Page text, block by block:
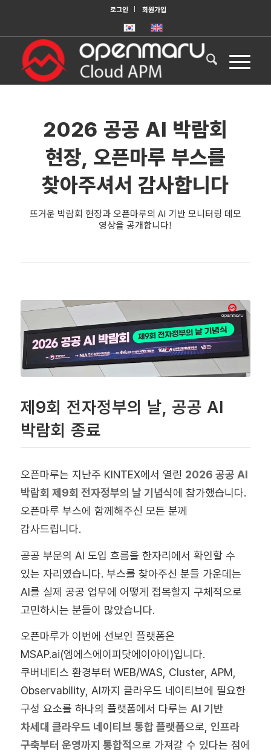
로그인 회원가입
2026 공공 AI 박람회
현장, 오픈마루 부스를
찾아주셔서 감사합니다
뜨거운 박람회 현장과 오픈마루의 AI 기반 모니터링 데모
영상을 공개합니다!
제9회 전자정부의 날, 공공 AI
박람회 종료
오픈마루는 지난주 KINTEX에서 열린 2026 공공 AI
박람회 제9회 전자정부의 날 기념식에 참가했습니다.
오픈마루 부스에 함께해주신 모든 분께
감사드립니다.
공공 부문의 AI 도입 흐름을 한자리에서 확인할 수
있는 자리였습니다. 부스를 찾아주신 분들 가운데는
AI를 실제 공공 업무에 어떻게 접목할지 구체적으로
고민하시는 분들이 많았습니다.
오픈마루가 이번에 선보인 플랫폼은
MSAP.ai(엠에스에이피닷에이아이)입니다.
쿠버네티스 환경부터 WEB/WAS, Cluster, APM,
Observability, AI까지 클라우드 네이티브에 필요한
구성 요소를 하나의 플랫폼에서 다루는 AI 기반
차세대 클라우드 네이티브 통합 플랫폼으로, 인프라
구축부터 운영까지 통합적으로 가져갈 수 있다는 점에